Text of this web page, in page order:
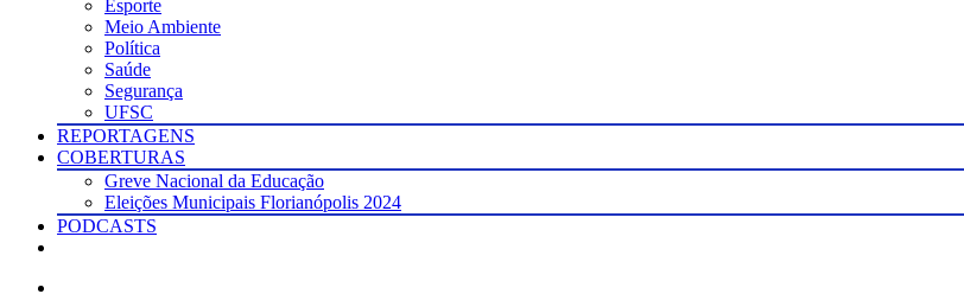
Esporte
Meio Ambiente
Política
Saúde
Segurança
UFSC
REPORTAGENS
COBERTURAS
Greve Nacional da Educação
Eleições Municipais Florianópolis 2024
PODCASTS